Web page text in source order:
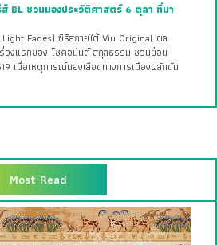
BL ชวนมองประวัติศาสตร์ 6 ตุลา ที่มา
Fades) ซีรีส์ภายใต้ Viu Original ผล
รื่องแรกของ โชคอนันต์ สกุลธรรม ชวนย้อน
เมื่อเหตุการณ์นองเลือดทางการเมืองผลักดัน
Most Read